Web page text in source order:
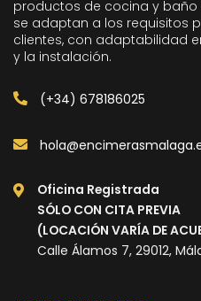
productos de cocina y baño
se adaptan a los requisitos
clientes, con adaptabilidad
y la instalación.
(+34) 678186025
Oficina Registrada
SÓLO CON CITA PREVIA
(LOCACIÓN VARÍA DE
Calle Álamos 7, 29012,